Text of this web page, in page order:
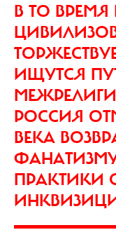
В ТО
ИЩУТСЯ
РОССИЯ
ВЕКА
ПРАКТИКИ